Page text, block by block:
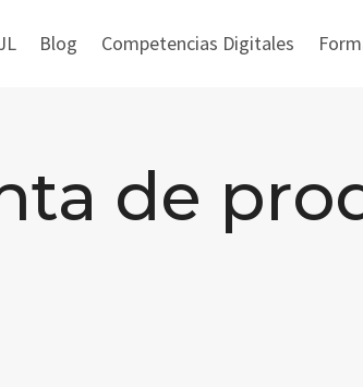
Blog Competencias Digitales
de